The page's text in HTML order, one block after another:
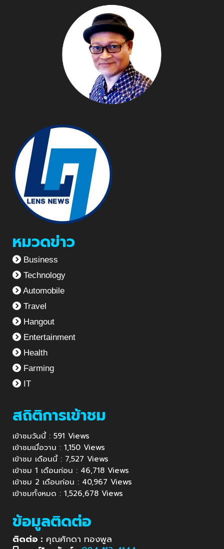
หมวดข่าว
Business
Technology
Automobile
Travel
Hangout
Entertainment
Health
Farming
IT
สถิติการเข้าชม
เข้าชมวันนี้ : 591 Views
เข้าชมเมื่อวาน : 1,150 Views
เข้าชม เดือนนี้ : 7,527 Views
เข้าชม 1 เดือนก่อน : 46,718 Views
เข้าชม 2 เดือนก่อน : 40,967 Views
เข้าชมทั้งหมด : 1,526,678 Views
ข้อมูลติดต่อ
ติดต่อ : คุณศักดา ทองพูล